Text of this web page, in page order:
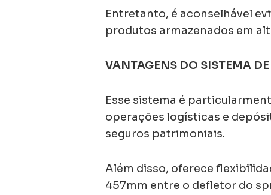
Entretanto, é aconselhável
produtos armazenados em
VANTAGENS DO SISTEMA
Esse sistema é
operações logísticas e
seguros patrimoniais.
Além disso, oferece
457mm entre o defletor do